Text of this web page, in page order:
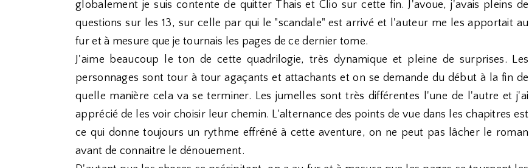
globalement je suis contente de quitter Thais et Clio sur cette fin. J'avoue, j'avais pleins de
questions sur les 13, sur celle par qui le "scandale" est arrivé et l'auteur me les apportait au
fur et à mesure que je tournais les pages de ce dernier tome.
J'aime beaucoup le ton de cette quadrilogie, très dynamique et pleine de surprises. Les
personnages sont tour à tour agaçants et attachants et on se demande du début à la fin de
quelle manière cela va se terminer. Les jumelles sont très différentes l'une de l'autre et j'ai
apprécié de les voir choisir leur chemin. L'alternance des points de vue dans les chapitres est
ce qui donne toujours un rythme effréné à cette aventure, on ne peut pas lâcher le roman
avant de connaitre le dénouement.